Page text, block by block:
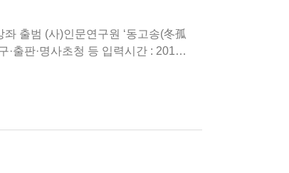
청 등 입력시간 : 2019.